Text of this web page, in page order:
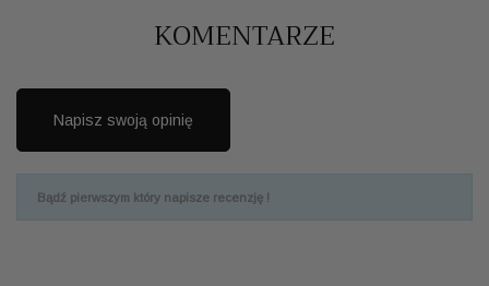
KOMENTARZE
Napisz swoją opinię
Bądź pierwszym który napisze recenzję !